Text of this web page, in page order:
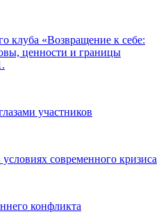
клуба «Возвращение к себе:
ценности и границы
участников
современного кризиса
конфликта